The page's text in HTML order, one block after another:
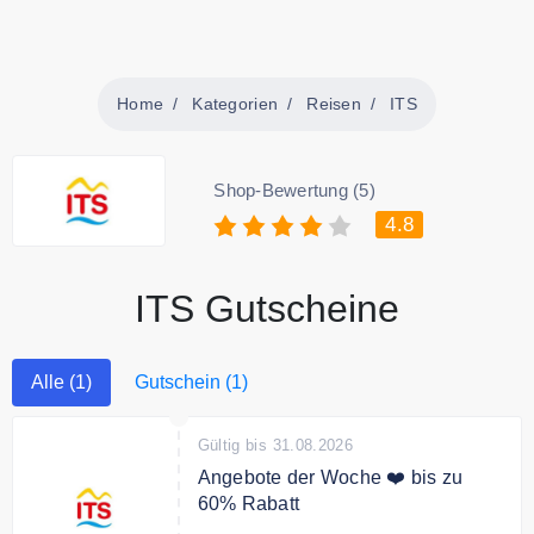
Home Kategorien Reisen ITS
Shop-Bewertung (5)
4.8
ITS Gutscheine
Alle (1) Gutschein (1)
Gültig bis 31.08.2026
Angebote der Woche ❤️ bis zu
60% Rabatt